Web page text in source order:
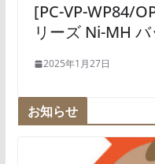
[PC-VP-WP84/
リーズ Ni-MH
2025年1月27日
お知らせ